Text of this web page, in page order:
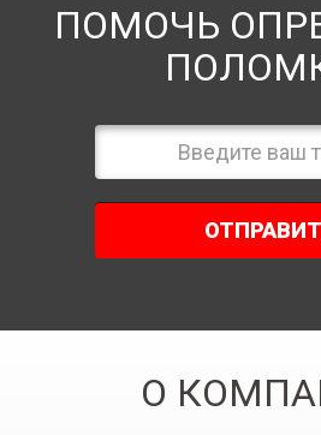
ПОМОЧЬ
О